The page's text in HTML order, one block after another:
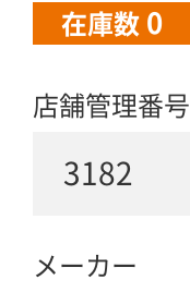
在庫数 0
店舗管理番号
3182
メーカー